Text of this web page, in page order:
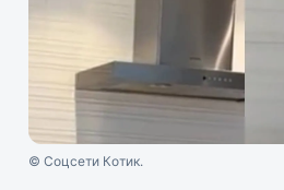
© Соцсети Котик.